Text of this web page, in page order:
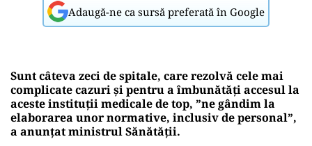
Adaugă-ne ca sursă preferată în Google
Sunt câteva zeci de spitale, care rezolvă cele mai
complicate cazuri și pentru a îmbunătăți accesul la
aceste instituții medicale de top, ”ne gândim la
elaborarea unor normative, inclusiv de personal”,
a anunțat ministrul Sănătății.